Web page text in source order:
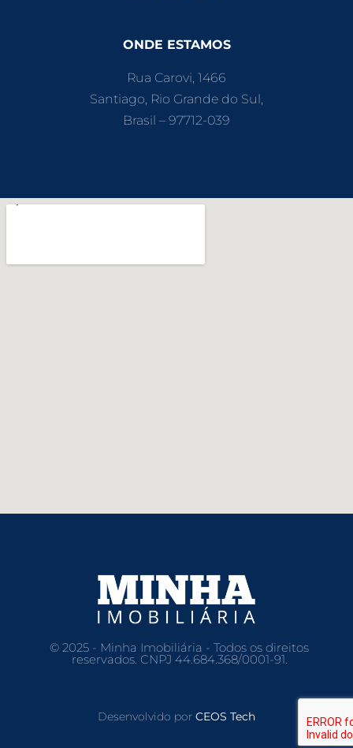
ONDE ESTAMOS
Rua Carovi, 1466
Santiago, Rio Grande do Sul,
Brasil – 97712-039
© 2025 - Minha Imobiliária - Todos os direitos
reservados. CNPJ 44.684.368/0001-91.
Desenvolvido por CEOS Tech